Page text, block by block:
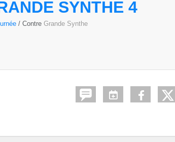
SYNTHE 4
/ Contre Grande Synthe